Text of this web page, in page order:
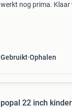
werkt nog prima. Klaar
Gebruikt Ophalen
popal 22 inch